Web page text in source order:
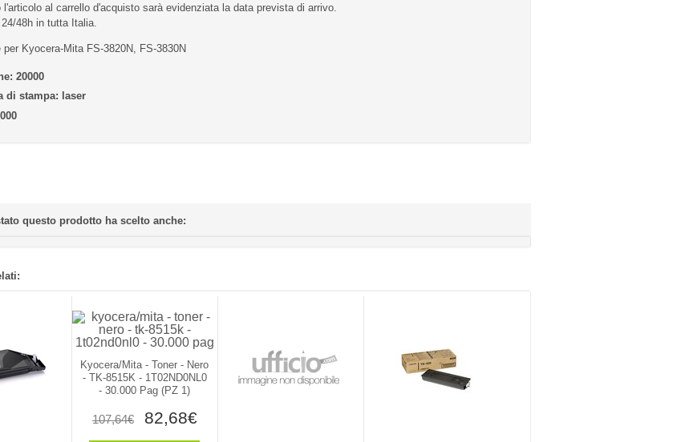
l'articolo al carrello d'acquisto sarà evidenziata la data prevista di arrivo.
48h in tutta Italia.
per Kyocera-Mita FS-3820N, FS-3830N
20000
di stampa: laser
questo prodotto ha scelto anche:
Kyocera/Mita - Toner - Nero
- TK-8515K - 1T02ND0NL0
- 30.000 Pag (PZ 1)
107,64€ 82,68€